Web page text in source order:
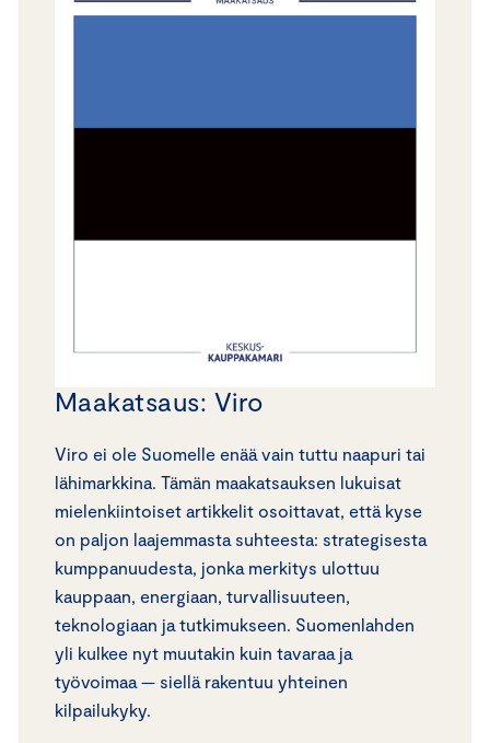
Maakatsaus: Viro
Viro ei ole Suomelle enää vain tuttu naapuri tai
lähimarkkina. Tämän maakatsauksen lukuisat
mielenkiintoiset artikkelit osoittavat, että kyse
on paljon laajemmasta suhteesta: strategisesta
kumppanuudesta, jonka merkitys ulottuu
kauppaan, energiaan, turvallisuuteen,
teknologiaan ja tutkimukseen. Suomenlahden
yli kulkee nyt muutakin kuin tavaraa ja
työvoimaa — siellä rakentuu yhteinen
kilpailukyky.